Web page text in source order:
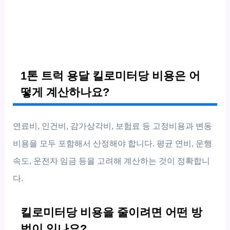
1톤 트럭 용달 킬로미터당 비용은 어
떻게 계산하나요?
연료비, 인건비, 감가상각비, 보험료 등 고정비용과 변동
비용을 모두 포함해서 산정해야 합니다. 평균 연비, 운행
속도, 운전자 임금 등을 고려해 계산하는 것이 정확합니
다.
킬로미터당 비용을 줄이려면 어떤 방